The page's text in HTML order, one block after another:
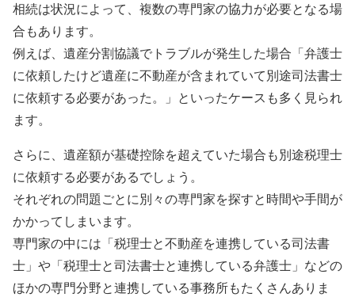
相続は状況によって、複数の専門家の協力が必要となる場
合もあります。
例えば、遺産分割協議でトラブルが発生した場合「弁護士
に依頼したけど遺産に不動産が含まれていて別途司法書士
に依頼する必要があった。」といったケースも多く見られ
ます。
さらに、遺産額が基礎控除を超えていた場合も別途税理士
に依頼する必要があるでしょう。
それぞれの問題ごとに別々の専門家を探すと時間や手間が
かかってしまいます。
専門家の中には「税理士と不動産を連携している司法書
士」や「税理士と司法書士と連携している弁護士」などの
ほかの専門分野と連携している事務所もたくさんありま